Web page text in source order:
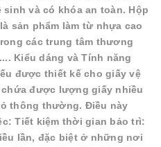
và có khóa an toàn. Hộp
sản phẩm làm từ nhựa cao
các trung tâm thương
Kiểu dáng và Tính năng
được thiết kế cho giấy vệ
được lượng giấy nhiều
thông thường. Điều này
Tiết kiệm thời gian bảo trì:
lần, đặc biệt ở những nơi